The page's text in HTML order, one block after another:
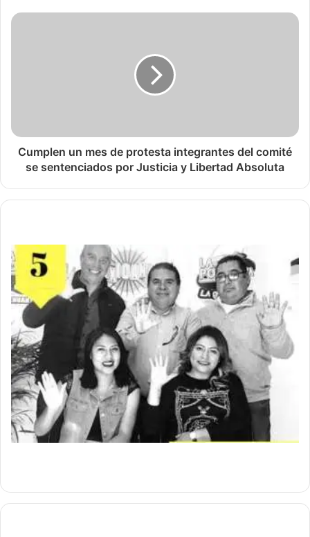
Cumplen un mes de protesta integrantes del comité
se sentenciados por Justicia y Libertad Absoluta